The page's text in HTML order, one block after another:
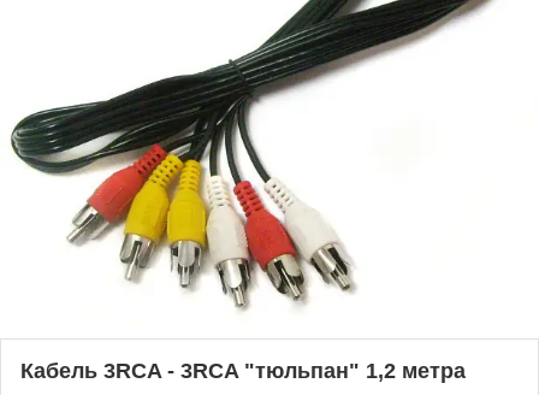
Кабель 3RCA - 3RCA "тюльпан" 1,2 метра